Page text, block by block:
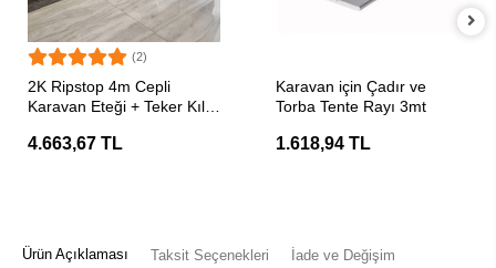
(2)
2K Ripstop 4m Cepli
Karavan Eteği + Teker Kılıf
4.663,67 TL
Karavan için Çadır ve
Torba Tente Rayı 3mt
1.618,94 TL
Ürün Açıklaması Taksit Seçenekleri İade ve Değişim